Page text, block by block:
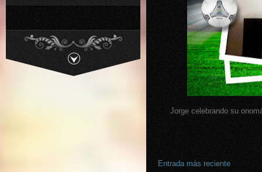
Jorge celebrando su
Entrada más reciente